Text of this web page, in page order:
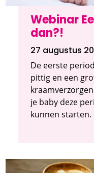
Webinar
dan?!
27 augustus
De eerste
pittig en een
je baby deze
kunnen starten.